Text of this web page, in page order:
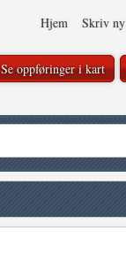
Hjem Skriv ny
Se oppføringer i kart